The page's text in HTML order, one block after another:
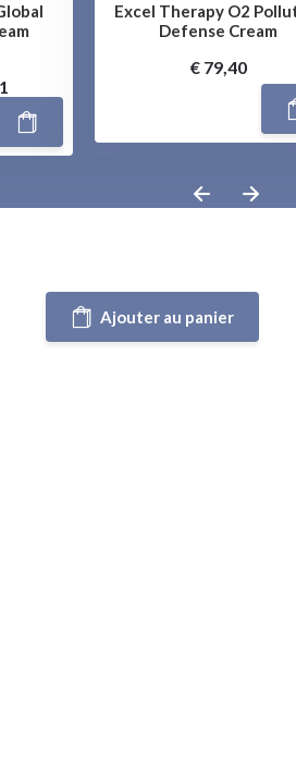
Excel Therapy O2
Defense Cream
€ 79,40
Ajouter au panier